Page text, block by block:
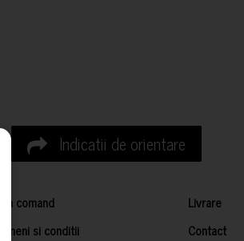
Indicatii de orientare
Cum comand Livrare
Termeni si conditii
Contact